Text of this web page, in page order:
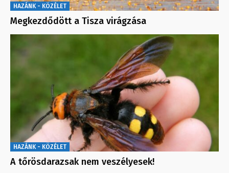
HAZÁNK - KÖZÉLET
Megkezdődött a Tisza virágzása
HAZÁNK - KÖZÉLET
A tőrösdarazsak nem veszélyesek!